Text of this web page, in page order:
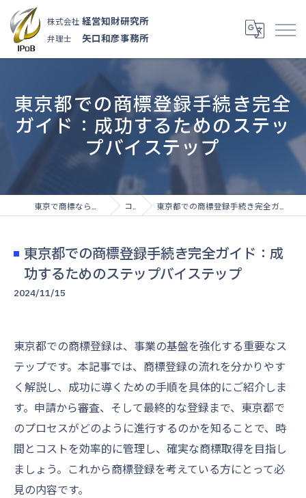
株式会社 経営知財研究所
弁理士 矢口和彦事務所
東京都での商標登録手続き完全
ガイド：成功するためのステッ
プバイステップ
コラム 東京都での商標登録手続き完全ガイド：成功するためのステップバイステップ
東京都での商標登録手続き完全ガイド：成
功するためのステップバイステップ
2024/11/15
東京都での商標登録は、事業の基盤を強化する重要なス
テップです。本記事では、商標登録の流れを分かりやす
く解説し、成功に導くための手順を具体的にご紹介しま
す。申請から審査、そして最終的な登録まで、東京都で
のプロセスがどのように進行するのかを知ることで、時
間とコストを効率的に管理し、確実な商標取得を目指し
ましょう。これから商標登録を考えている方にとって必
見の内容です。